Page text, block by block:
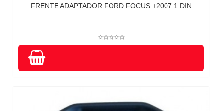
FRENTE ADAPTADOR FORD FOCUS +2007 1 DIN